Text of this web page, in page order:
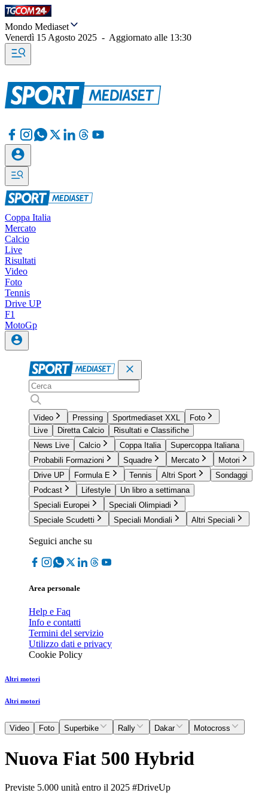
Mondo Mediaset
Venerdì 15 Agosto 2025 - Aggiornato alle 13:30
Coppa Italia
Mercato
Calcio
Live
Risultati
Video
Foto
Tennis
Drive UP
F1
MotoGp
Video Pressing Sportmediaset XXL
Foto
Live
Diretta Calcio
Risultati e Classifiche
News Live
Calcio Coppa Italia
Supercoppa Italiana
Probabili Formazioni
Squadre Mercato
Motori
Drive UP
Formula E Tennis Altri Sport
Sondaggi
Podcast
Lifestyle
Un libro a settimana
Speciali Europei
Speciali Olimpiadi
Speciale Scudetti
Speciali Mondiali Altri Speciali
Seguici anche su
Area personale
Help e Faq
Info e contatti
Termini del servizio
Utilizzo dati e privacy
Cookie Policy
Altri motori
Altri motori
Video Foto Superbike Rally Dakar Motocross
Nuova Fiat 500 Hybrid
Previste 5.000 unità entro il 2025 #DriveUp